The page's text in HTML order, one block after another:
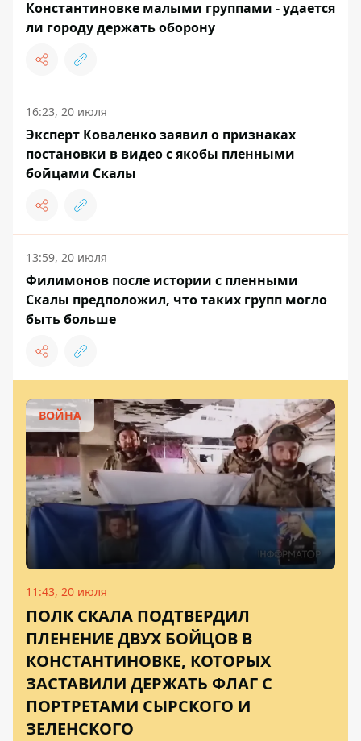
Константиновке малыми группами - удается
ли городу держать оборону
16:23, 20 июля
Эксперт Коваленко заявил о признаках
постановки в видео с якобы пленными
бойцами Скалы
13:59, 20 июля
Филимонов после истории с пленными
Скалы предположил, что таких групп могло
быть больше
ВОЙНА
11:43, 20 июля
ПОЛК СКАЛА ПОДТВЕРДИЛ
ПЛЕНЕНИЕ ДВУХ БОЙЦОВ В
КОНСТАНТИНОВКЕ, КОТОРЫХ
ЗАСТАВИЛИ ДЕРЖАТЬ ФЛАГ С
ПОРТРЕТАМИ СЫРСКОГО И
ЗЕЛЕНСКОГО